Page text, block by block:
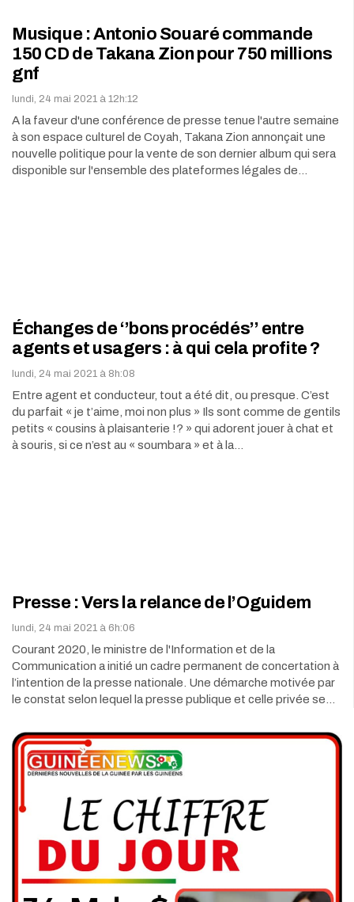
Musique : Antonio Souaré commande
150 CD de Takana Zion pour 750 millions
gnf
lundi, 24 mai 2021 à 12h:12
A la faveur d'une conférence de presse tenue l'autre semaine
à son espace culturel de Coyah, Takana Zion annonçait une
nouvelle politique pour la vente de son dernier album qui sera
disponible sur l'ensemble des plateformes légales de…
Échanges de ‘’bons procédés’’ entre
agents et usagers : à qui cela profite ?
lundi, 24 mai 2021 à 8h:08
Entre agent et conducteur, tout a été dit, ou presque. C’est
du parfait « je t’aime, moi non plus » Ils sont comme de gentils
petits « cousins à plaisanterie !? » qui adorent jouer à chat et
à souris, si ce n’est au « soumbara » et à la…
Presse : Vers la relance de l’Oguidem
lundi, 24 mai 2021 à 6h:06
Courant 2020, le ministre de l'Information et de la
Communication a initié un cadre permanent de concertation à
l’intention de la presse nationale. Une démarche motivée par
le constat selon lequel la presse publique et celle privée se…